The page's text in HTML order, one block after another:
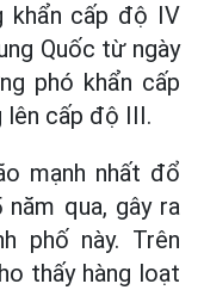
khẩn cấp độ IV
Quốc từ ngày
phó khẩn cấp
lên cấp độ III.
mạnh nhất đổ
qua, gây ra
phố này. Trên
thấy hàng loạt